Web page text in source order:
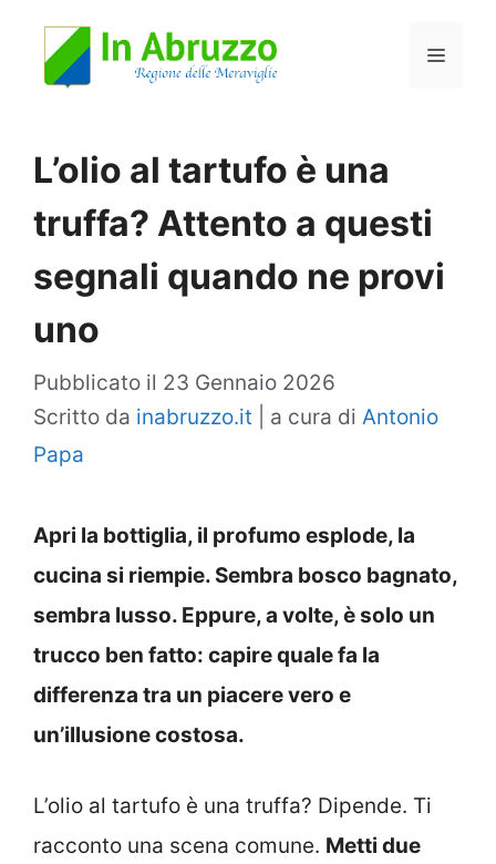
Menu
L’olio al tartufo è una
truffa? Attento a questi
segnali quando ne provi
uno
Pubblicato il 23 Gennaio 2026
Scritto da inabruzzo.it a cura di Antonio
Papa
Apri la bottiglia, il profumo esplode, la
cucina si riempie. Sembra bosco bagnato,
sembra lusso. Eppure, a volte, è solo un
trucco ben fatto: capire quale fa la
differenza tra un piacere vero e
un’illusione costosa.
L’olio al tartufo è una truffa? Dipende. Ti
racconto una scena comune. Metti due